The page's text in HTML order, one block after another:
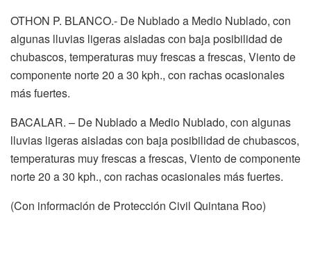
OTHON P. BLANCO.- De Nublado a Medio Nublado, con
algunas lluvias ligeras aisladas con baja posibilidad de
chubascos, temperaturas muy frescas a frescas, Viento de
componente norte 20 a 30 kph., con rachas ocasionales
más fuertes.
BACALAR. – De Nublado a Medio Nublado, con algunas
lluvias ligeras aisladas con baja posibilidad de chubascos,
temperaturas muy frescas a frescas, Viento de componente
norte 20 a 30 kph., con rachas ocasionales más fuertes.
(Con información de Protección Civil Quintana Roo)